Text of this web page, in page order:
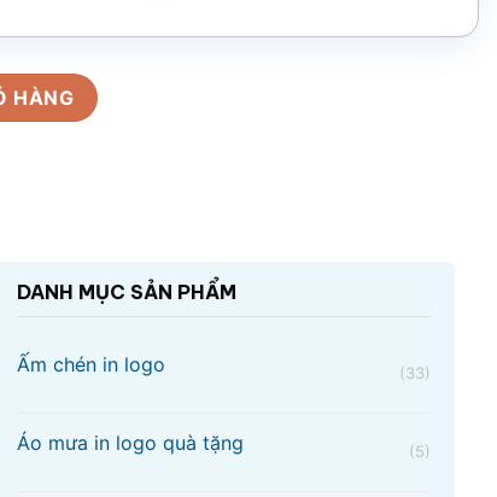
kim18cm BHL-08 số lượng
HÀNG
DANH MỤC SẢN PHẨM
Ấm chén in logo (33)
Áo mưa in logo quà tặng (5)